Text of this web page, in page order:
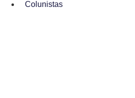
Colunistas